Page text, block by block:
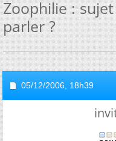
Zoophilie :
parler ?
05/12/2006, 18h39